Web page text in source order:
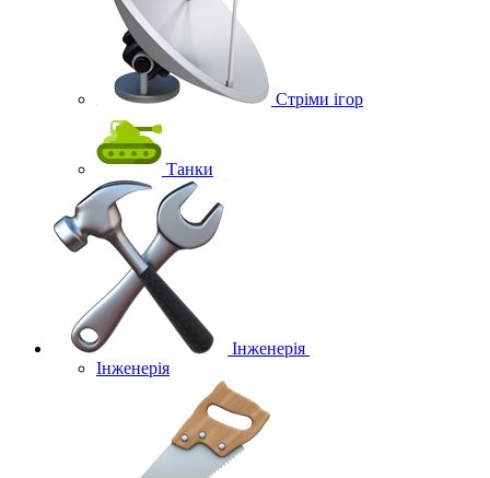
Стріми ігор
Танки
Інженерія
Інженерія